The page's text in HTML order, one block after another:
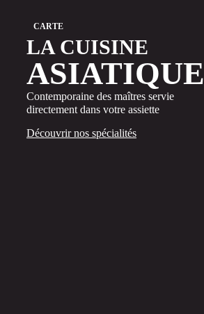
CARTE
LA CUISINE
ASIATIQUE
Contemporaine des maîtres servie
directement dans votre assiette
Découvrir nos spécialités